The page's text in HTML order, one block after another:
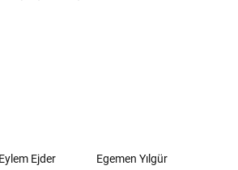
Eylem Ejder
Egemen Yılgür